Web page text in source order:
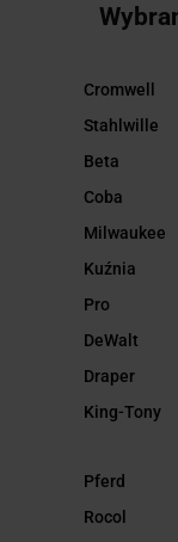
Cromwell
Stahlwille
Beta
Coba
Milwaukee
Kuźnia
Pro
DeWalt
Draper
King-Tony
Pferd
Rocol